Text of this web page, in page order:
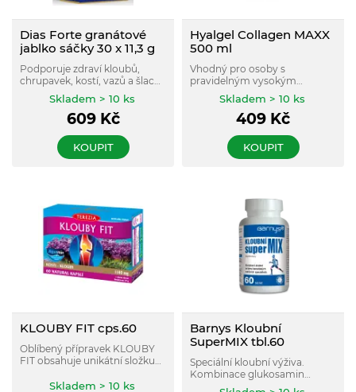
Dias Forte granátové
jablko sáčky 30 x 11,3 g
Podporuje zdraví kloubů,
chrupavek, kostí, vazů a šlach,
zvyšuje pohyblivost kloubů a
jejich pružnost.
Skladem > 10 ks
609Kč
KOUPIT
Hyalgel Collagen MAXX
500 ml
Vhodný pro osoby s
pravidelným vysokým
zatížením kloubů, při
sportovních aktivitách, pro
starší i střední generaci, osoby
osoby po úrazech
pohybového aparátu.
Skladem > 10 ks
409 Kč
KOUPIT
KLOUBY FIT cps.60
Oblíbený přípravek KLOUBY
FIT obsahuje unikátní složku
podporuje pohybový aparát,
Skladem > 10 ks
Barnys Kloubní
SuperMIX tbl.60
Speciální kloubní výživa.
Kombinace glukosamin
sulfátu, MSM, vitaminu C a